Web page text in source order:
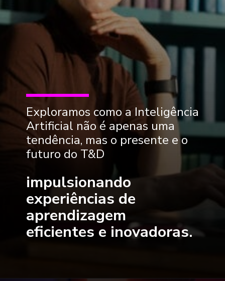
impulsionando
experiências de
aprendizagem
eficientes e inovadoras.
Exploramos como a Inteligência
Artificial não é apenas uma
tendência, mas o presente e o
futuro do T&D